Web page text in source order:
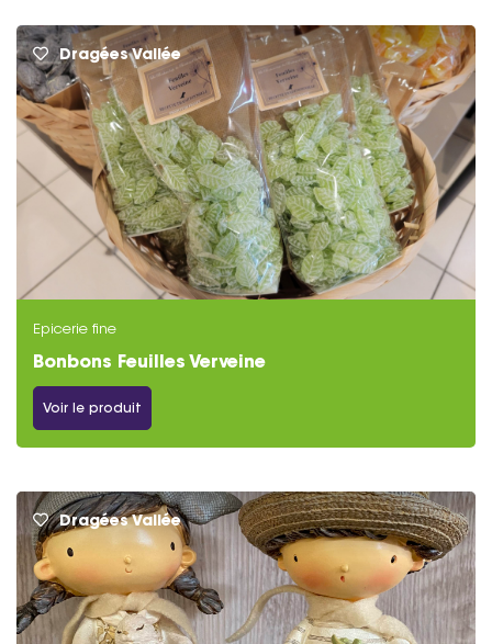
Dragées Vallée
Epicerie fine
Bonbons Feuilles Verveine
Voir le produit
Dragées Vallée